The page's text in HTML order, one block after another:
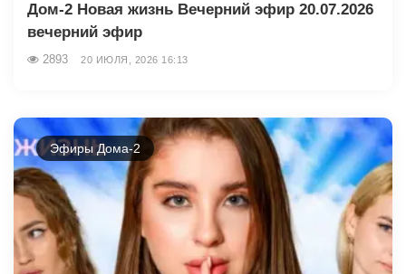
Дом-2 Новая жизнь Вечерний эфир 20.07.2026
вечерний эфир
2893 20 ИЮЛЯ, 2026 16:13
Эфиры Дома-2